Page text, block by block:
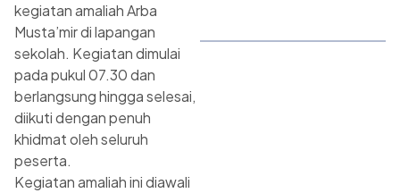
kegiatan amaliah Arba
Musta’mir di lapangan
sekolah. Kegiatan dimulai
pada pukul 07.30 dan
berlangsung hingga selesai,
diikuti dengan penuh
khidmat oleh seluruh
peserta.
Kegiatan amaliah ini diawali